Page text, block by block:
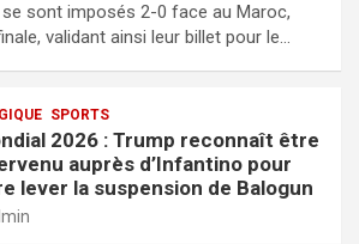
sont imposés 2-0 face au Maroc,
validant ainsi leur billet pour le…
SPORTS
2026 : Trump reconnaît être
auprès d’Infantino pour
lever la suspension de Balogun